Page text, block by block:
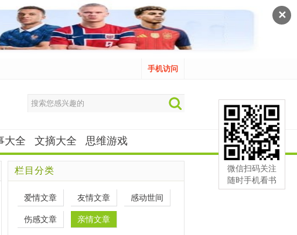
✕
手机访问
大全 文摘大全 思维游戏
栏目分类
爱情文章 友情文章 感动世间
伤感文章 亲情文章
微信扫码关注
随时手机看书